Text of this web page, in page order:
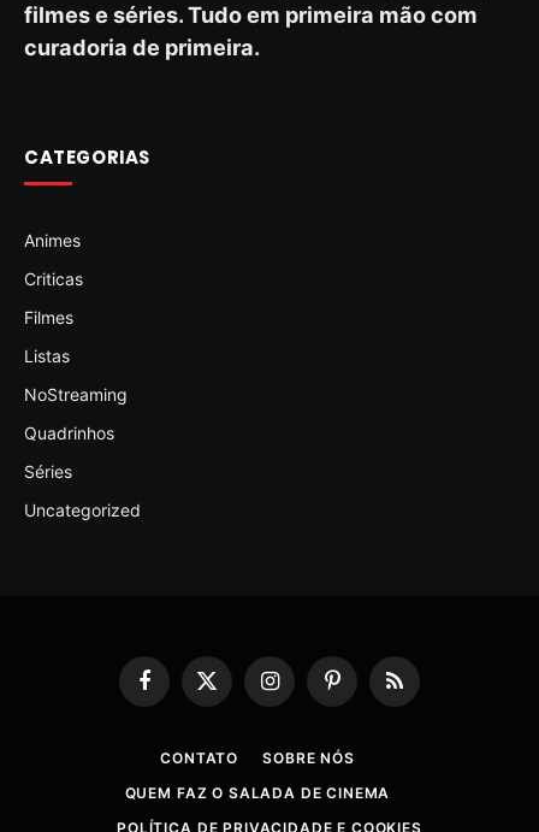
filmes e séries. Tudo em primeira mão com
curadoria de primeira.
CATEGORIAS
Animes
Criticas
Filmes
Listas
NoStreaming
Quadrinhos
Séries
Uncategorized
Facebook
X
(Twitter)
InstagramPinterestRSS
CONTATO
SOBRE NÓS
QUEM FAZ O SALADA DE CINEMA
POLÍTICA DE PRIVACIDADE E COOKIES